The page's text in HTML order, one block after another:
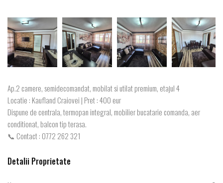
Ap.2 camere, semidecomandat, mobilat si utilat premium, etajul 4
Locatie : Kaufland Craiovei | Pret : 400 eur
Dispune de centrala, termopan integral, mobilier bucatarie comanda, aer
conditionat, balcon tip terasa.
📞 Contact : 0772 262 321
Detalii Proprietate